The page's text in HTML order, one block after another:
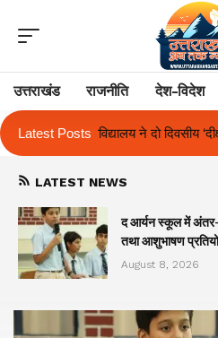
उत्तराखंड राजनीति देश-विदेश
Latest Posts
‘दीक्षारंभ 2026’ ओरिएंटेशन कार्यक्रम का
LATEST NEWS
द आर्यन स्कूल में अंतर-
तथा आशुभाषण
August 8, 2026